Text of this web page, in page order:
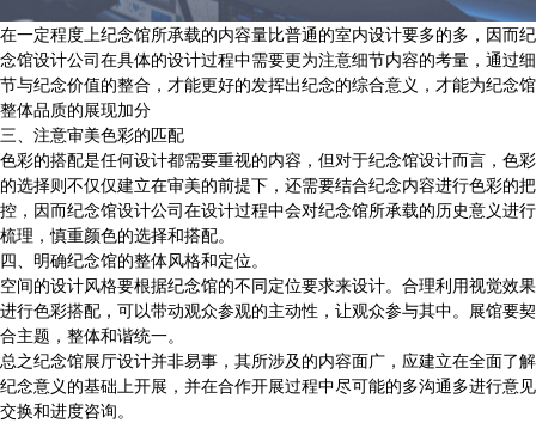
在一定程度上纪念馆所承载的内容量比普通的室内设计要多的多，因而纪
念馆设计公司在具体的设计过程中需要更为注意细节内容的考量，通过细
节与纪念价值的整合，才能更好的发挥出纪念的综合意义，才能为纪念馆
整体品质的展现加分
三、注意审美色彩的匹配
色彩的搭配是任何设计都需要重视的内容，但对于纪念馆设计而言，色彩
的选择则不仅仅建立在审美的前提下，还需要结合纪念内容进行色彩的把
控，因而纪念馆设计公司在设计过程中会对纪念馆所承载的历史意义进行
梳理，慎重颜色的选择和搭配。
四、明确纪念馆的整体风格和定位。
空间的设计风格要根据纪念馆的不同定位要求来设计。合理利用视觉效果
进行色彩搭配，可以带动观众参观的主动性，让观众参与其中。展馆要契
合主题，整体和谐统一。
总之纪念馆展厅设计并非易事，其所涉及的内容面广，应建立在全面了解
纪念意义的基础上开展，并在合作开展过程中尽可能的多沟通多进行意见
交换和进度咨询。